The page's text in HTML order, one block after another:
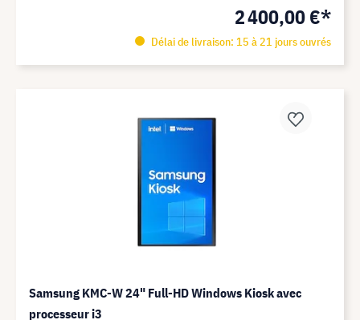
2 400,00 €*
Délai de livraison: 15 à 21 jours ouvrés
Samsung KMC-W 24" Full-HD Windows Kiosk avec
processeur i3